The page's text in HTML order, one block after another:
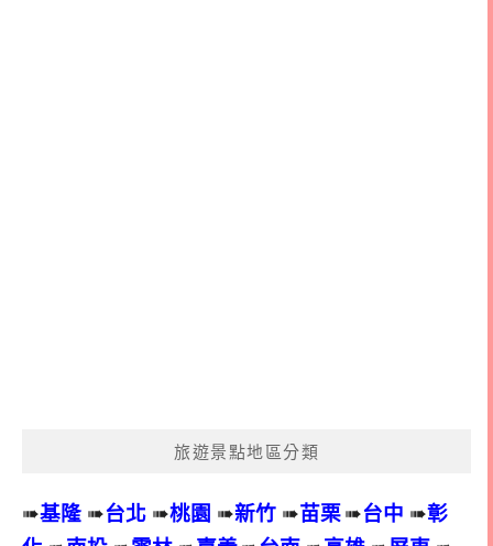
旅遊景點地區分類
➠基隆 ➠台北 ➠桃園 ➠新竹 ➠苗栗➠台中 ➠彰